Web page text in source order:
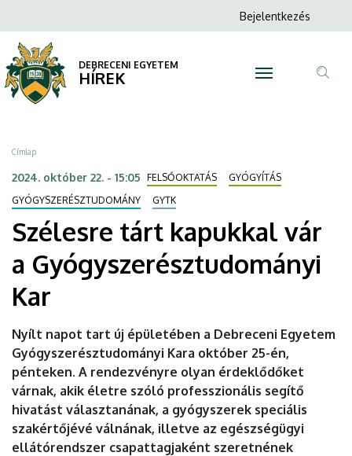
tárt
kapukkal
vár
a
Gyógyszerésztudományi
Kar
DEBRECENI
EGYETEM
a
tartalomra
Anonim
menüje
Bejelentkezés
DEBRECENI EGYETEM
HÍREK
Morzsa
Címlap
2024. október 22. - 15:05 FELSŐOKTATÁS
GYÓGYÍTÁS
GYÓGYSZERÉSZTUDOMÁNY
GYTK
Szélesre tárt kapukkal vár
a Gyógyszerésztudományi
Kar
Nyílt napot tart új épületében a Debreceni Egyetem
Gyógyszerésztudományi Kara október 25-én,
pénteken. A rendezvényre olyan érdeklődőket
várnak, akik életre szóló professzionális segítő
hivatást választanának, a gyógyszerek speciális
szakértőjévé válnának, illetve az egészségügyi
ellátórendszer csapattagjaként szeretnének